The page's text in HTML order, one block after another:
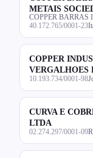
METAIS
COPPER BARRAS
40.172.765/0001-23
COPPER
VERGALHOES
10.193.734/0001-98
CURVA E
LTDA
02.274.297/0001-09